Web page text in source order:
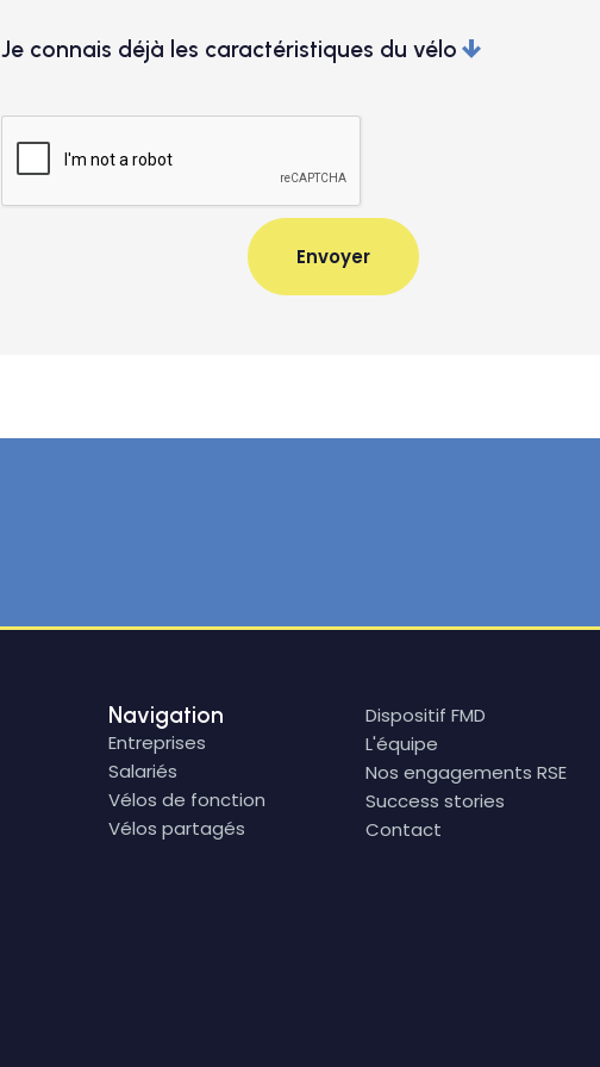
Je connais déjà les caractéristiques du vélo
Accessoires
Je souhaite la maintenance
Je souhaite l'assurance
Navigation
Entreprises
Salariés
Vélos de fonction
Vélos partagés
Dispositif FMD
L'équipe
Nos engagements RSE
Success stories
Contact